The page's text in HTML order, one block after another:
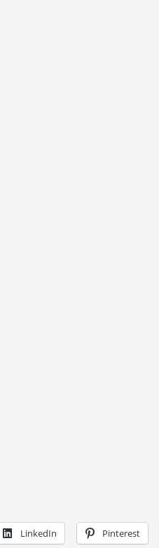
LinkedIn Pinterest